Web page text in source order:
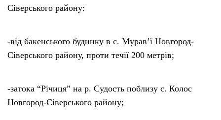
Сіверського району:
-від бакенського будинку в с. Мурав’ї Новгород-
Сіверського району, проти течії 200 метрів;
-затока “Річиця” на р. Судость поблизу с. Колос
Новгород-Сіверського району;